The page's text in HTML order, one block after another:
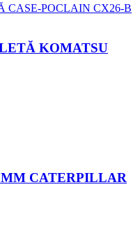
KOMATSU
CATERPILLAR